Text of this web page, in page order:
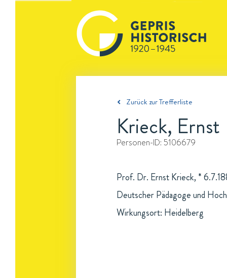
Zurück zur Trefferliste
Krieck, Ernst
Personen-ID: 5106679
Prof. Dr. Ernst Krieck, *
Deutscher Pädagoge und
Wirkungsort: Heidelberg